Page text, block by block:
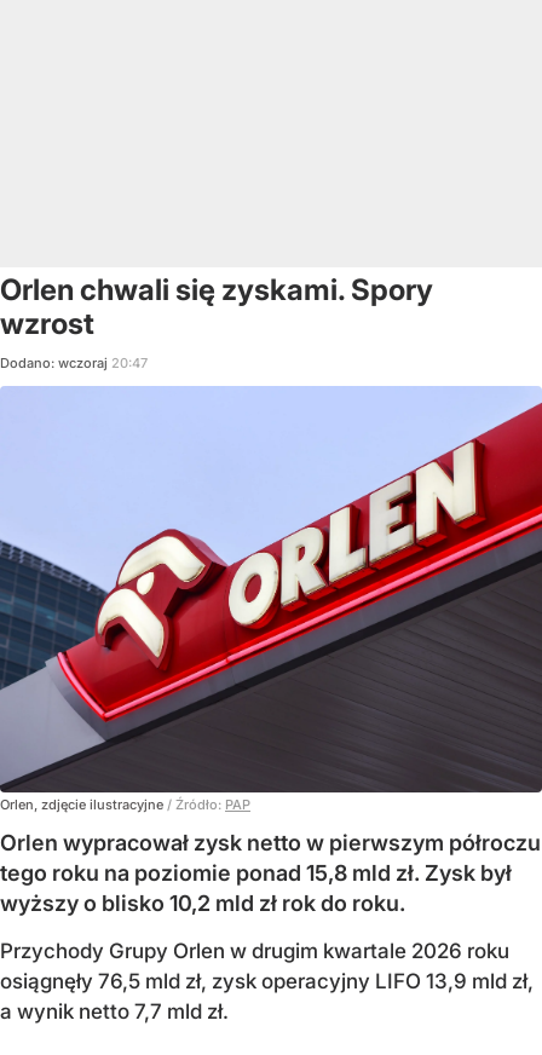
Orlen chwali się zyskami. Spory
wzrost
Dodano: wczoraj 20:47
Orlen, zdjęcie ilustracyjne / Źródło: PAP
Orlen wypracował zysk netto w pierwszym półroczu
tego roku na poziomie ponad 15,8 mld zł. Zysk był
wyższy o blisko 10,2 mld zł rok do roku.
Przychody Grupy Orlen w drugim kwartale 2026 roku
osiągnęły 76,5 mld zł, zysk operacyjny LIFO 13,9 mld zł,
a wynik netto 7,7 mld zł.